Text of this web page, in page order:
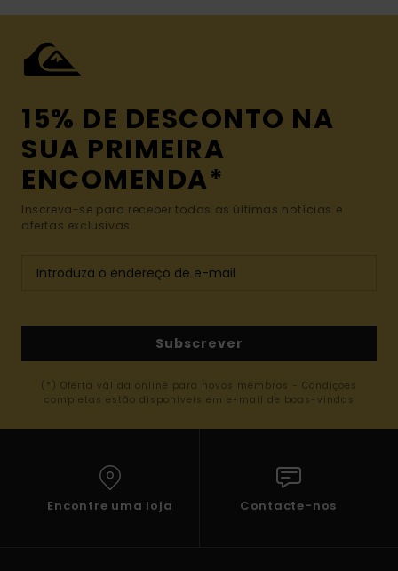
15% DE DESCONTO NA
SUA PRIMEIRA
ENCOMENDA*
Inscreva-se para receber todas as últimas notícias e
ofertas exclusivas.
Subscrever
(*) Oferta válida online para novos membros - Condições
completas estão disponíveis em e-mail de boas-vindas
Encontre uma loja Contacte-nos